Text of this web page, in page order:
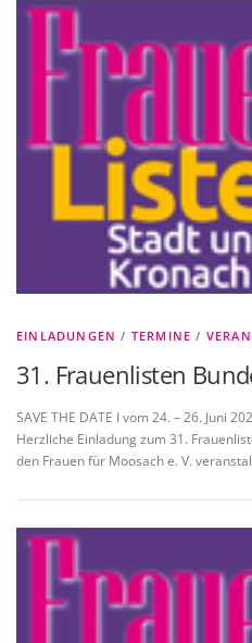
EINLADUNGEN / TERMINE /
31. Frauenlisten
SAVE THE DATE I vom 24. – 26. Juni
Herzliche Einladung zum 31.
den Frauen für Moosach e. V.